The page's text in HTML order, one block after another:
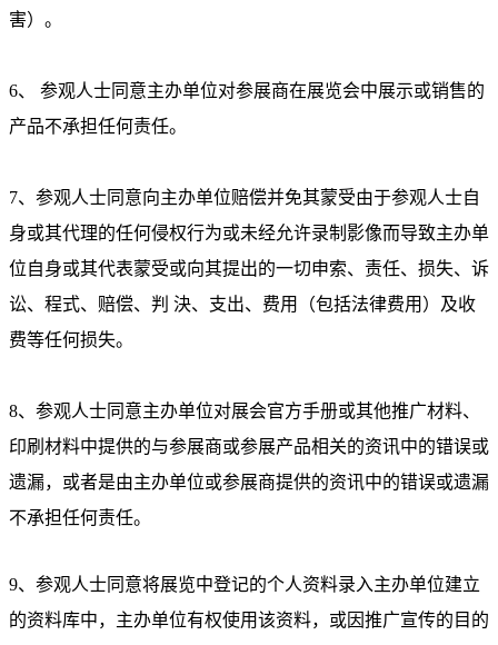
害）。
6、 参观人士同意主办单位对参展商在展览会中展示或销售的
产品不承担任何责任。
7、参观人士同意向主办单位赔偿并免其蒙受由于参观人士自
身或其代理的任何侵权行为或未经允许录制影像而导致主办单
位自身或其代表蒙受或向其提出的一切申索、责任、损失、诉
讼、程式、赔偿、判 決、支出、费用（包括法律费用）及收
费等任何损失。
8、参观人士同意主办单位对展会官方手册或其他推广材料、
印刷材料中提供的与参展商或参展产品相关的资讯中的错误或
遗漏，或者是由主办单位或参展商提供的资讯中的错误或遗漏
不承担任何责任。
9、参观人士同意将展览中登记的个人资料录入主办单位建立
的资料库中，主办单位有权使用该资料，或因推广宣传的目的